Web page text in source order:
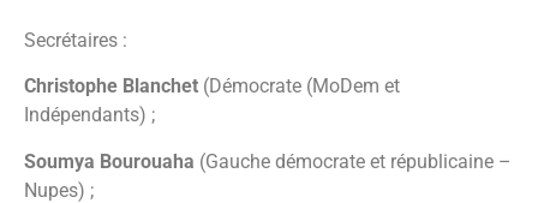
Secrétaires :
Christophe Blanchet (Démocrate (MoDem et
Indépendants) ;
Soumya Bourouaha (Gauche démocrate et républicaine –
Nupes) ;